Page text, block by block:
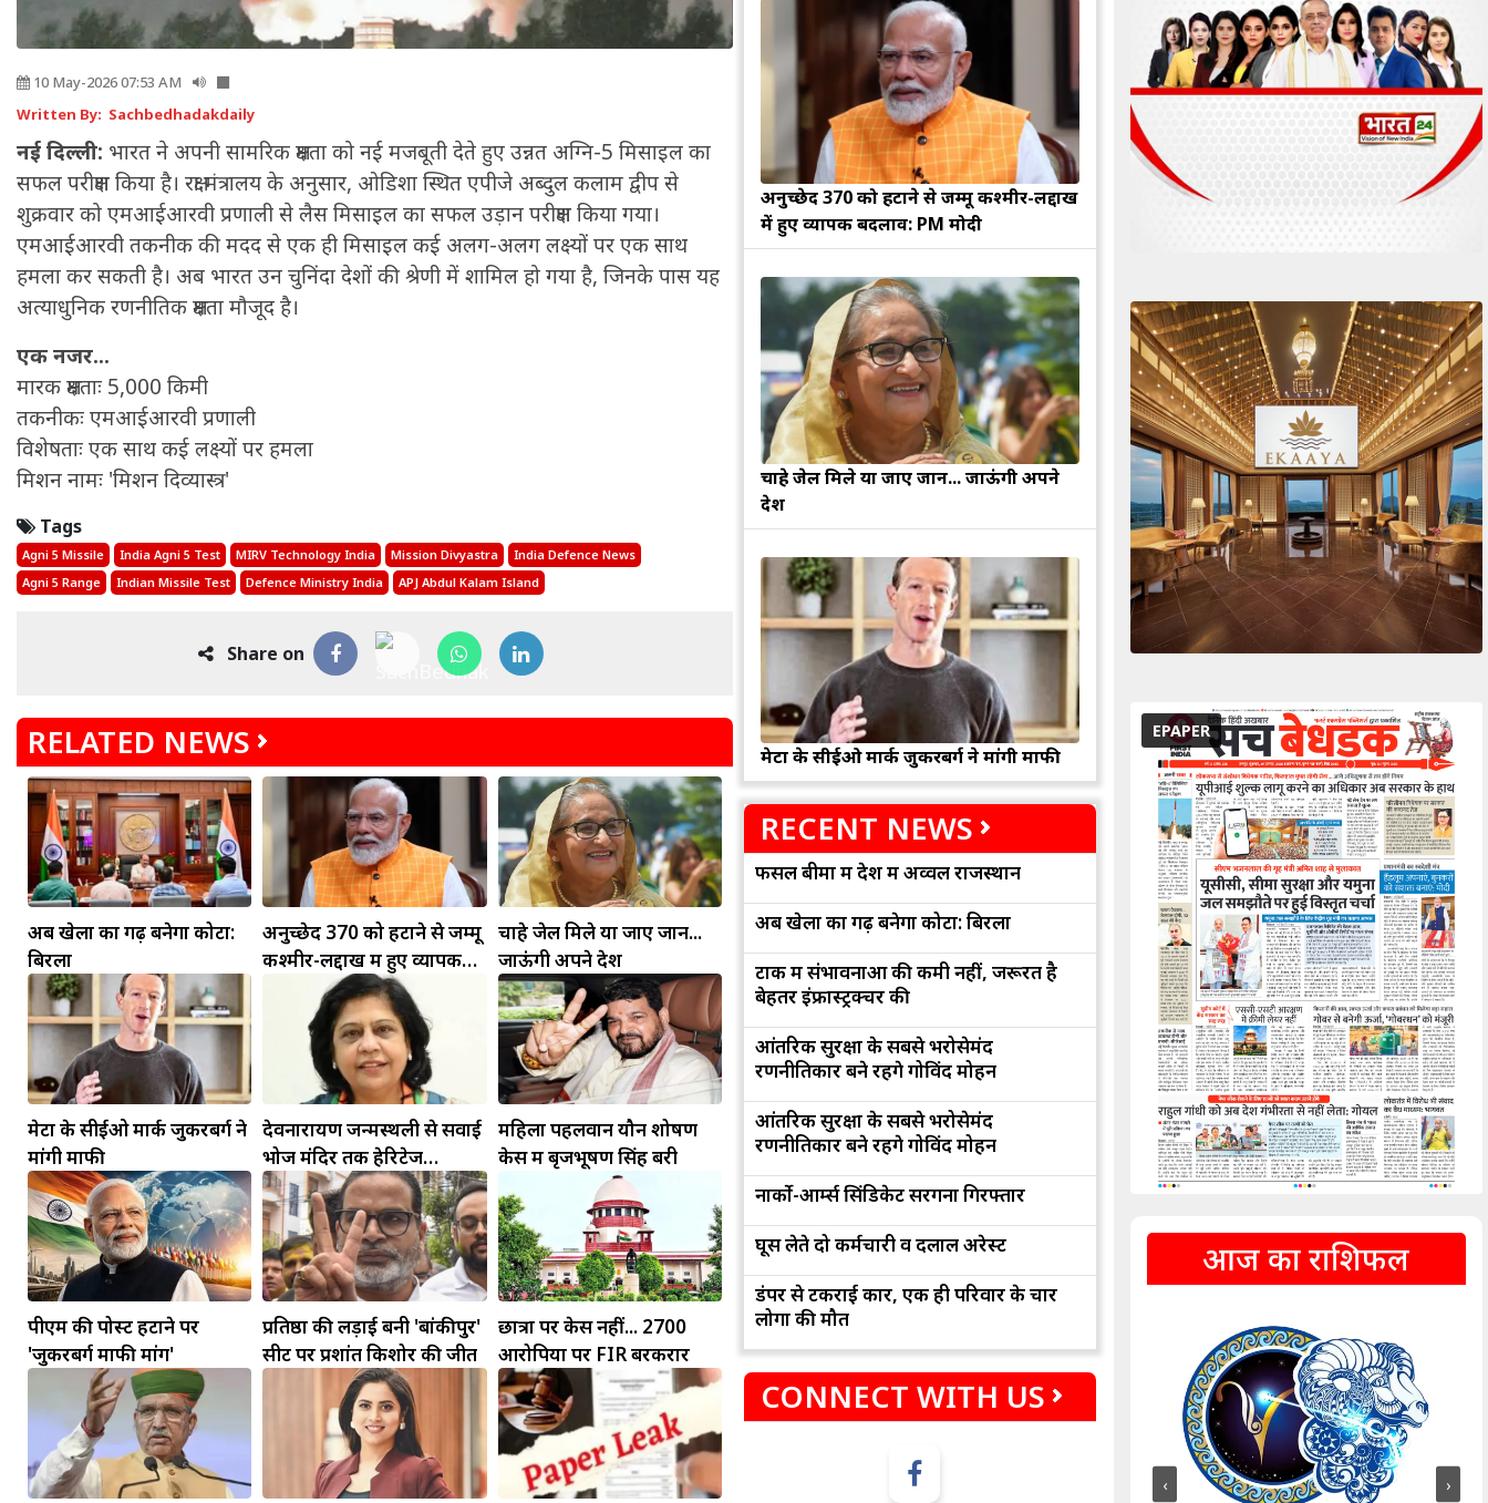
10 May-2026 07:53 AM
Written By: Sachbedhadakdaily
नई दिल्ली: भारत ने अपनी सामरिक क्षमता को नई मजबूती देते हुए उन्नत अग्नि-5 मिसाइल का
सफल परीक्षण किया है। रक्षा मंत्रालय के अनुसार, ओडिशा स्थित एपीजे अब्दुल कलाम द्वीप से
शुक्रवार को एमआईआरवी प्रणाली से लैस मिसाइल का सफल उड़ान परीक्षण किया गया।
एमआईआरवी तकनीक की मदद से एक ही मिसाइल कई अलग-अलग लक्ष्यों पर एक साथ
हमला कर सकती है। अब भारत उन चुनिंदा देशों की श्रेणी में शामिल हो गया है, जिनके पास यह
अत्याधुनिक रणनीतिक क्षमता मौजूद है।
एक नजर...
मारक क्षमताः 5,000 किमी
तकनीकः एमआईआरवी प्रणाली
विशेषताः एक साथ कई लक्ष्यों पर हमला
मिशन नामः 'मिशन दिव्यास्त्र'
Tags
Agni 5 Missile India Agni 5 Test MIRV Technology India Mission Divyastra
India Defence News
Agni 5 Range
Indian Missile Test Defence Ministry India APJ Abdul Kalam Island
Share on
RELATED NEWS
अब खेलों का गढ़ बनेगा कोटा:
बिरला
अनुच्छेद 370 को हटाने से जम्मू
कश्मीर-लद्दाख में हुए व्यापक
बदलाव: PM मोदी
चाहे जेल मिले या जाए जान...
जाऊंगी अपने देश
मेटा के सीईओ मार्क जुकरबर्ग ने
मांगी माफी
देवनारायण जन्मस्थली से सवाई
भोज मंदिर तक हेरिटेज
कॉरिडोर बनाने की मांग
महिला पहलवान यौन शोषण
केस में बृजभूषण सिंह बरी
पीएम की पोस्ट हटाने पर
'जुकरबर्ग माफी मांगें'
प्रतिष्ठा की लड़ाई बनी 'बांकीपुर'
सीट पर प्रशांत किशोर की जीत
छात्रों पर केस नहीं... 2700
आरोपियों पर FIR बरकरार
अनुच्छेद 370 को हटाने से जम्मू कश्मीर-लद्दाख
में हुए व्यापक बदलाव: PM मोदी
चाहे जेल मिले या जाए जान... जाऊंगी अपने
देश
मेटा के सीईओ मार्क जुकरबर्ग ने मांगी माफी
RECENT NEWS
फसल बीमा में देश में अव्वल राजस्थान
अब खेलों का गढ़ बनेगा कोटा: बिरला
टोंक में संभावनाओं की कमी नहीं, जरूरत है
बेहतर इंफ्रास्ट्रक्चर की
आंतरिक सुरक्षा के सबसे भरोसेमंद
रणनीतिकार बने रहेंगे गोविंद मोहन
आंतरिक सुरक्षा के सबसे भरोसेमंद
रणनीतिकार बने रहेंगे गोविंद मोहन
नार्को-आर्म्स सिंडिकेट सरगना गिरफ्तार
घूस लेते दो कर्मचारी व दलाल अरेस्ट
डंपर से टकराई कार, एक ही परिवार के चार
लोगों की मौत
CONNECT WITH US
EPAPER
आज का राशिफल
‹ ›